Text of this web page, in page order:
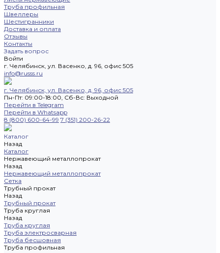
Труба профильная
Швеллеры
Шестигранники
Доставка и оплата
Отзывы
Контакты
Задать вопрос
Войти
г. Челябинск, ул. Васенко, д. 96, офис 505
info@russs.ru
г. Челябинск, ул. Васенко, д. 96, офис 505
Пн-Пт: 09:00-18:00, Cб-Вс: Выходной
Перейти в Telegram
Перейти в Whatsapp
8 (800) 600-64-99 7 (351) 200-26-22
Каталог
Назад
Каталог
Нержавеющий металлопрокат
Назад
Нержавеющий металлопрокат
Сетка
Трубный прокат
Назад
Трубный прокат
Труба круглая
Назад
Труба круглая
Труба электросварная
Труба бесшовная
Труба профильная